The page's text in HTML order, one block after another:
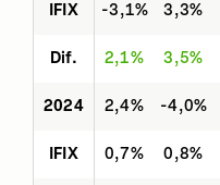
IFIX -3,1% 3,3%
Dif. 2,1% 3,5%
2024 2,4% -4,0%
IFIX 0,7% 0,8%